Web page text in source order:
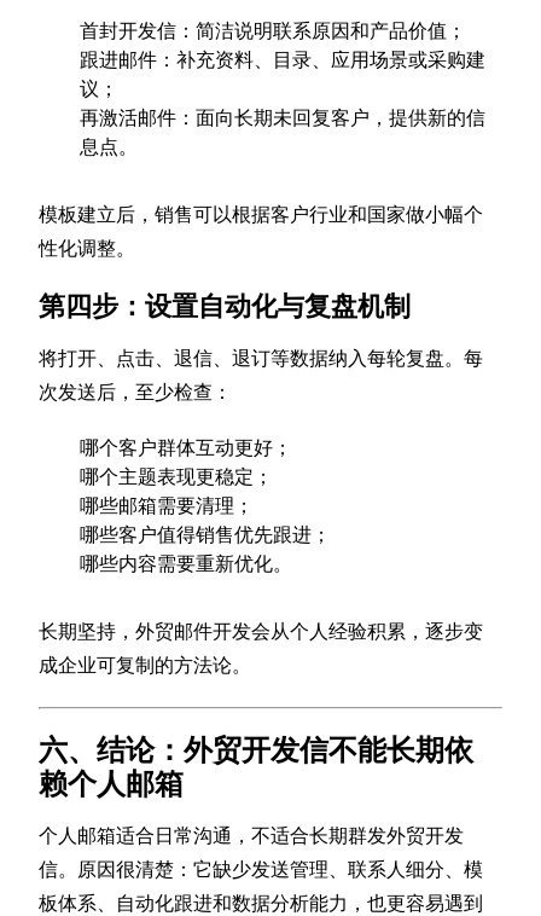
首封开发信：简洁说明联系原因和产品价值；
跟进邮件：补充资料、目录、应用场景或采购建
议；
再激活邮件：面向长期未回复客户，提供新的信
息点。
模板建立后，销售可以根据客户行业和国家做小幅个
性化调整。
第四步：设置自动化与复盘机制
将打开、点击、退信、退订等数据纳入每轮复盘。每
次发送后，至少检查：
哪个客户群体互动更好；
哪个主题表现更稳定；
哪些邮箱需要清理；
哪些客户值得销售优先跟进；
哪些内容需要重新优化。
长期坚持，外贸邮件开发会从个人经验积累，逐步变
成企业可复制的方法论。
六、结论：外贸开发信不能长期依
赖个人邮箱
个人邮箱适合日常沟通，不适合长期群发外贸开发
信。原因很清楚：它缺少发送管理、联系人细分、模
板体系、自动化跟进和数据分析能力，也更容易遇到